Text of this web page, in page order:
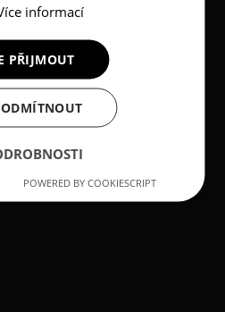
mě
informací
PŘIJMOUT
ODMÍTNOUT
POWERED BY COOKIESCRIPT